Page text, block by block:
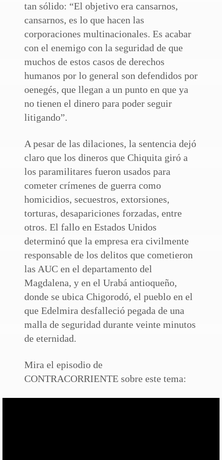
tan sólido: “El objetivo era cansarnos,
cansarnos, es lo que hacen las
corporaciones multinacionales. Es acabar
con el enemigo con la seguridad de que
muchos de estos casos de derechos
humanos por lo general son defendidos por
oenegés, que llegan a un punto en que ya
no tienen el dinero para poder seguir
litigando”.
A pesar de las dilaciones, la sentencia dejó
claro que los dineros que Chiquita giró a
los paramilitares fueron usados para
cometer crímenes de guerra como
homicidios, secuestros, extorsiones,
torturas, desapariciones forzadas, entre
otros. El fallo en Estados Unidos
determinó que la empresa era civilmente
responsable de los delitos que cometieron
las AUC en el departamento del
Magdalena, y en el Urabá antioqueño,
donde se ubica Chigorodó, el pueblo en el
que Edelmira desfalleció pegada de una
malla de seguridad durante veinte minutos
de eternidad.
Mira el episodio de
CONTRACORRIENTE sobre este tema: